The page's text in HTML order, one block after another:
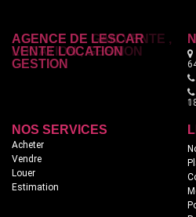
AGENCE DE LESCAR
VENTE LOCATION
GESTION
NOS SERVICES
Acheter
Vendre
Louer
Estimation